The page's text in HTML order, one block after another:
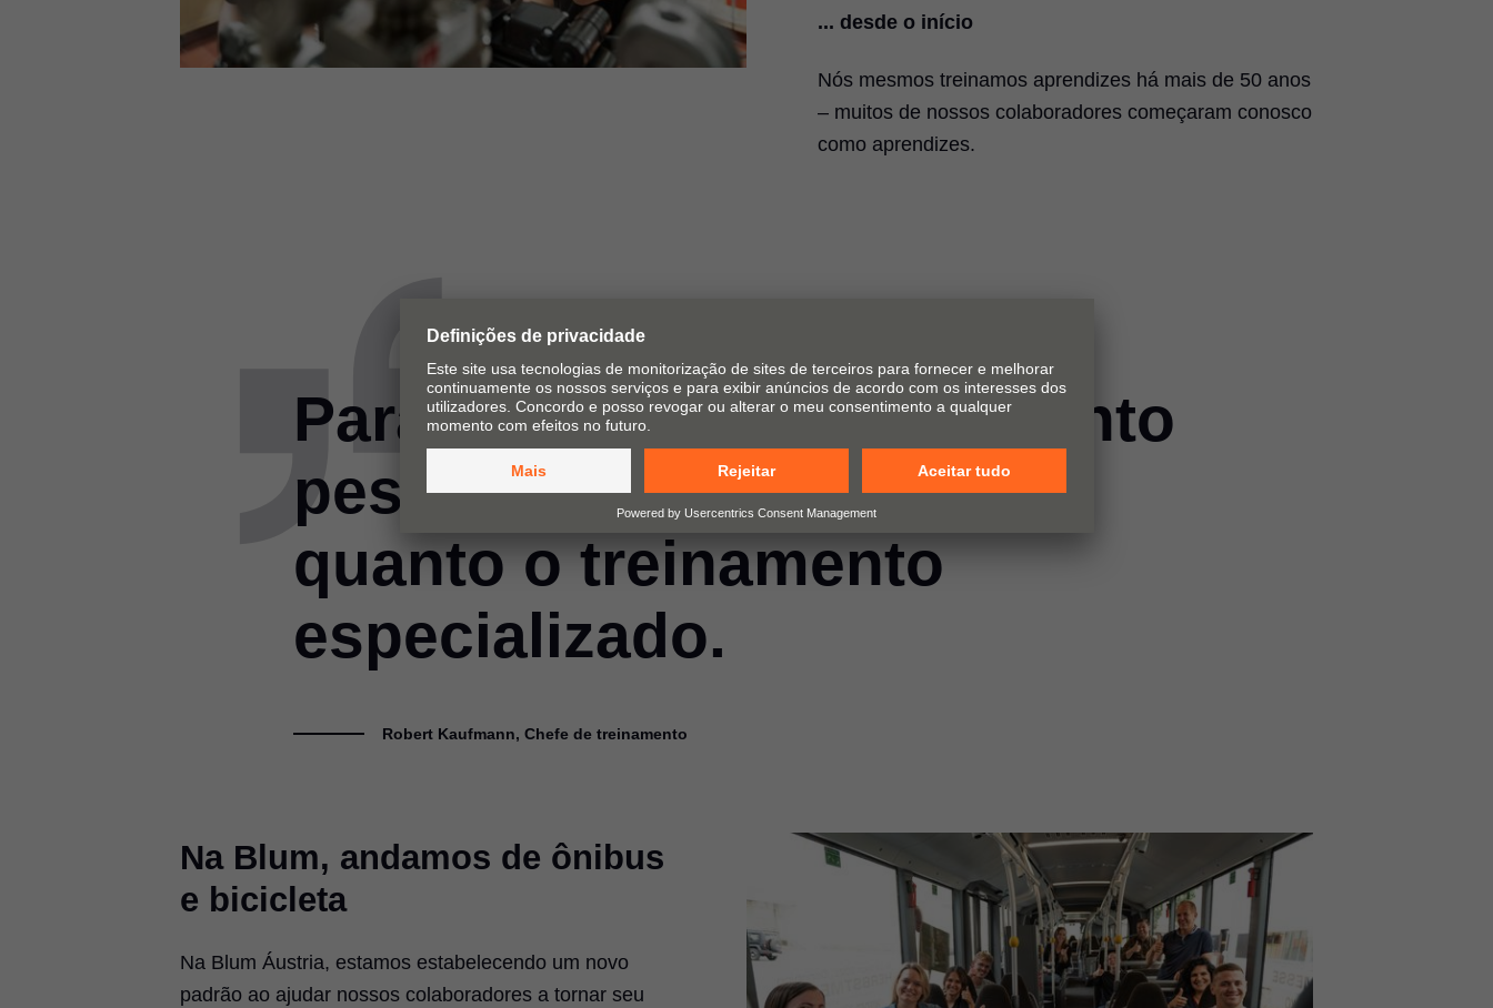
... desde o início
Nós mesmos treinamos aprendizes há mais de 50 anos
– muitos de nossos colaboradores começaram conosco
como aprendizes.
Para nós, o desenvolvimento
pessoal é tão importante
quanto o treinamento
especializado.
Robert Kaufmann, Chefe de treinamento
Na Blum, andamos de ônibus
e bicicleta
Na Blum Áustria, estamos estabelecendo um novo
padrão ao ajudar nossos colaboradores a tornar seu